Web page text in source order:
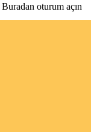
Buradan oturum açın